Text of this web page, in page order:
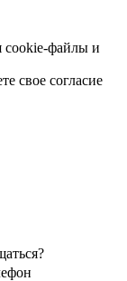
coоkie-файлы и
свое согласие